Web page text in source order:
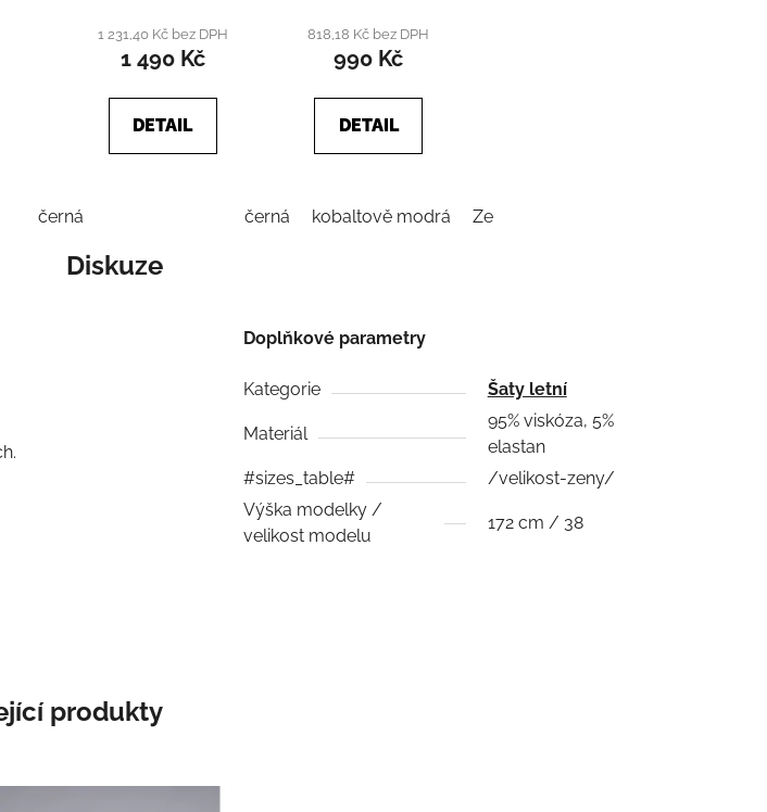
1 231,40 Kč bez DPH
1 490 Kč
DETAIL
černá
818,18 Kč bez DPH
990 Kč
DETAIL
černá kobaltově modrá Zelená
Diskuze
Doplňkové parametry
Kategorie Šaty letní
Materiál
95% viskóza, 5%
elastan
#sizes_table#
/velikost-zeny/
Výška modelky /
velikost modelu
172 cm / 38
produkty